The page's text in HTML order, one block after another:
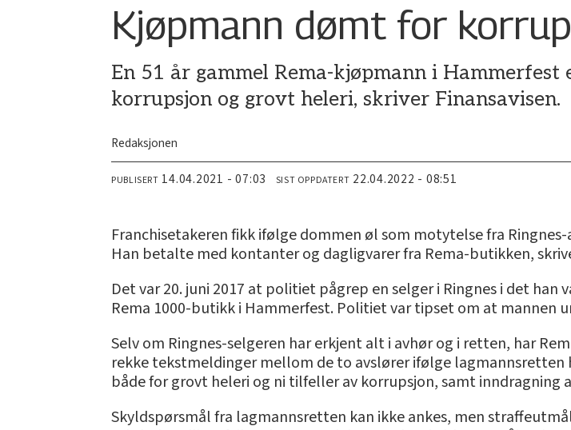
Kjøpmann dømt for
En 51 år gammel Rema-kjøpmann i
korrupsjon og grovt heleri, skriver Finansavisen.
Redaksjonen
PUBLISERT 14.04.2021 - 07:03 SIST OPPDATERT 22.04.2022 - 08:51
Franchisetakeren fikk ifølge dommen øl som motytelse fra
Han betalte med kontanter og dagligvarer fra Rema-butikken,
Det var 20. juni 2017 at politiet pågrep en selger i Ringnes i det
Rema 1000-butikk i Hammerfest. Politiet var tipset om at mannen
Selv om Ringnes-selgeren har erkjent alt i avhør og i retten, har
rekke tekstmeldinger mellom de to avslører ifølge lagmannsretten
både for grovt heleri og ni tilfeller av korrupsjon, samt inndragning
Skyldspørsmål fra lagmannsretten kan ikke ankes, men